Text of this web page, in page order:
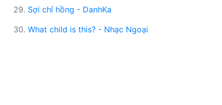
29. Sợi chỉ hồng - DanhKa
30. What child is this? - Nhạc Ngoại